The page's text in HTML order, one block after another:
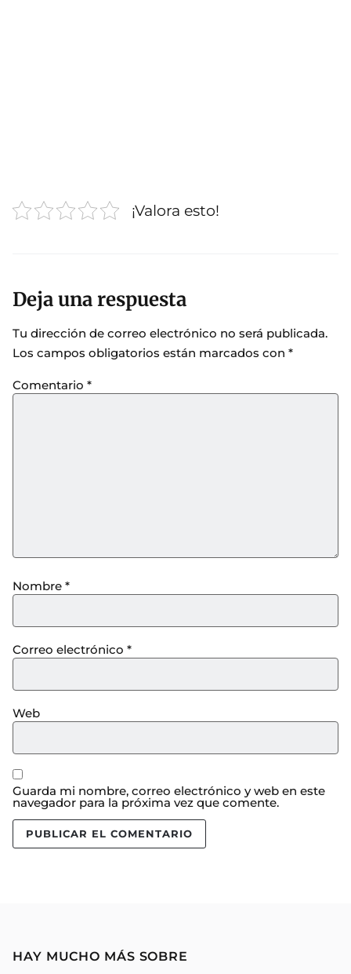
¡Valora esto!
Deja una respuesta
Tu dirección de correo electrónico no será publicada.
Los campos obligatorios están marcados con *
Comentario *
Nombre *
Correo electrónico *
Web
Guarda mi nombre, correo electrónico y web en este
navegador para la próxima vez que comente.
HAY MUCHO MÁS SOBRE